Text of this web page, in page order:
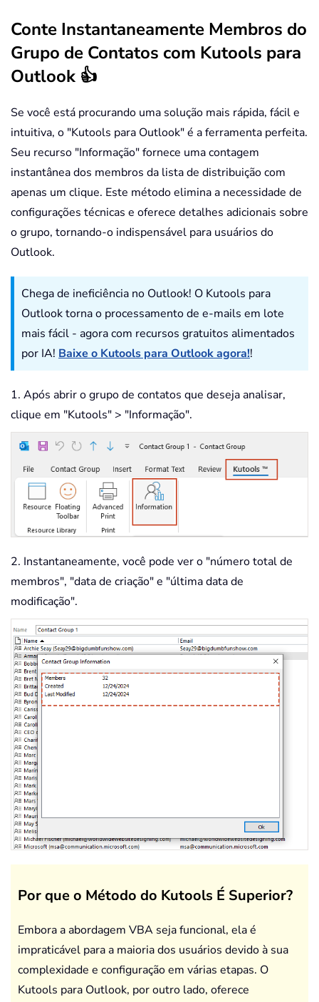
Conte Instantaneamente Membros do
Grupo de Contatos com Kutools para
Outlook 👍
Se você está procurando uma solução mais rápida, fácil e
intuitiva, o "Kutools para Outlook" é a ferramenta perfeita.
Seu recurso "Informação" fornece uma contagem
instantânea dos membros da lista de distribuição com
apenas um clique. Este método elimina a necessidade de
configurações técnicas e oferece detalhes adicionais sobre
o grupo, tornando-o indispensável para usuários do
Outlook.
Chega de ineficiência no Outlook! O Kutools para
Outlook torna o processamento de e-mails em lote
mais fácil - agora com recursos gratuitos alimentados
por IA! Baixe o Kutools para Outlook agora!!
1. Após abrir o grupo de contatos que deseja analisar,
clique em "Kutools" > "Informação".
2. Instantaneamente, você pode ver o "número total de
membros", "data de criação" e "última data de
modificação".
Por que o Método do Kutools É Superior?
Embora a abordagem VBA seja funcional, ela é
impraticável para a maioria dos usuários devido à sua
complexidade e configuração em várias etapas. O
Kutools para Outlook, por outro lado, oferece